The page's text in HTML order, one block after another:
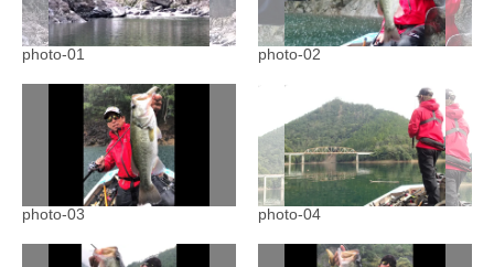
photo-01 photo-02
photo-03 photo-04